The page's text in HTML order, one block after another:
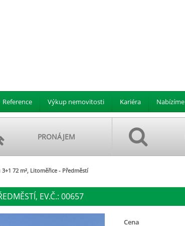
Reference Výkup nemovitosti Kariéra Nabízíme
PRONÁJEM
72 m², Litoměřice - Předměstí
EV.Č.: 00657
Cena